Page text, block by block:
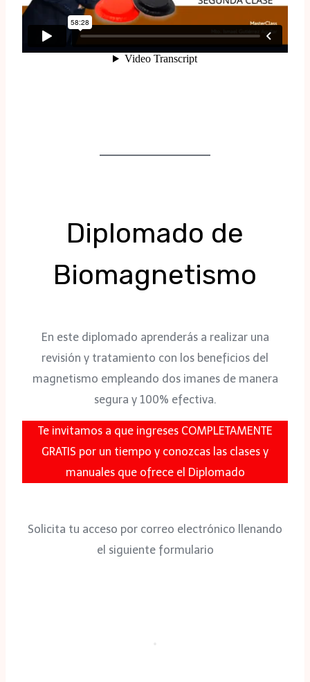
Diplomado de
Biomagnetismo
En este diplomado aprenderás a realizar una
revisión y tratamiento con los beneficios del
magnetismo empleando dos imanes de manera
segura y 100% efectiva.
Te invitamos a que ingreses COMPLETAMENTE
GRATIS por un tiempo y conozcas las clases y
manuales que ofrece el Diplomado
Solicita tu acceso por correo electrónico llenando
el siguiente formulario